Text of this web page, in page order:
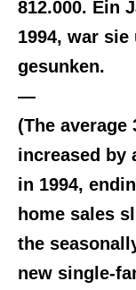
812.000. Ein
1994, war sie
gesunken.
—
(The
increased by
in 1994,
home sales
the
new single-